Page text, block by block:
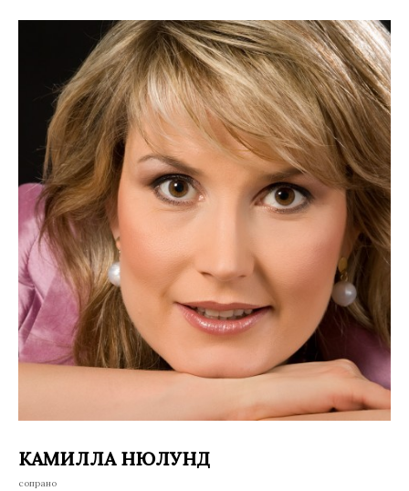
КАМИЛЛА НЮЛУНД
сопрано